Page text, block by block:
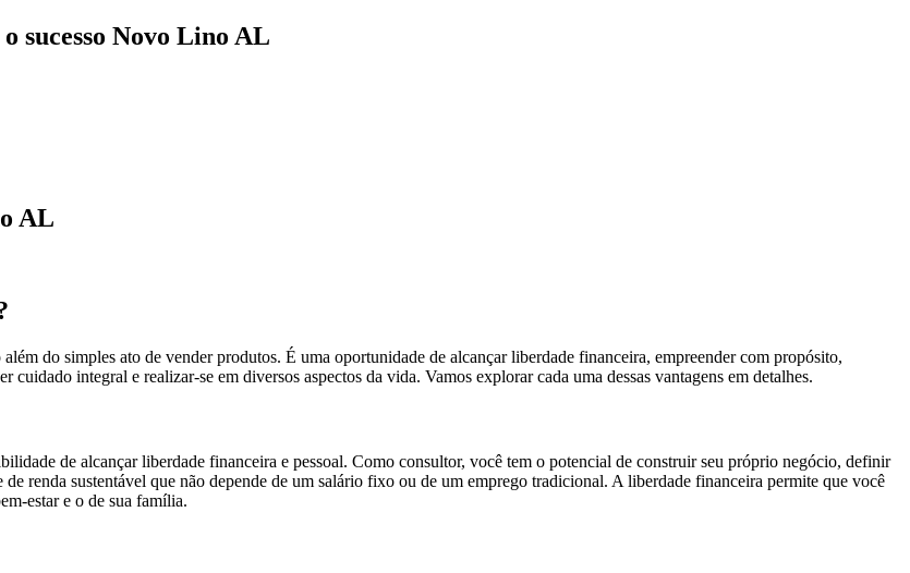
sucesso Novo Lino AL
AL
do simples ato de vender produtos. É uma oportunidade de alcançar liberdade financeira, empreender com propósito,
integral e realizar-se em diversos aspectos da vida. Vamos explorar cada uma dessas vantagens em detalhes.
de alcançar liberdade financeira e pessoal. Como consultor, você tem o potencial de construir seu próprio negócio, definir
renda sustentável que não depende de um salário fixo ou de um emprego tradicional. A liberdade financeira permite que você
estar e o de sua família.